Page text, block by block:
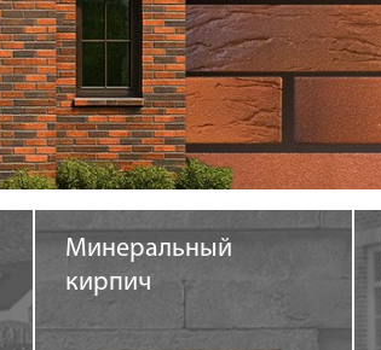
Минеральный
кирпич